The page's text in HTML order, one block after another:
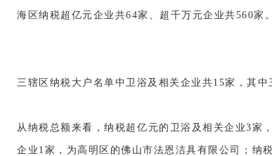
海区纳税超亿元企业共64家、超千万元企业共560家。
三辖区纳税大户名单中卫浴及相关企业共15家，其中
从纳税总额来看，纳税超亿元的卫浴及相关企业3
企业1家，为高明区的佛山市法恩洁具有限公司；纳